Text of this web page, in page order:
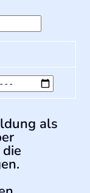
als